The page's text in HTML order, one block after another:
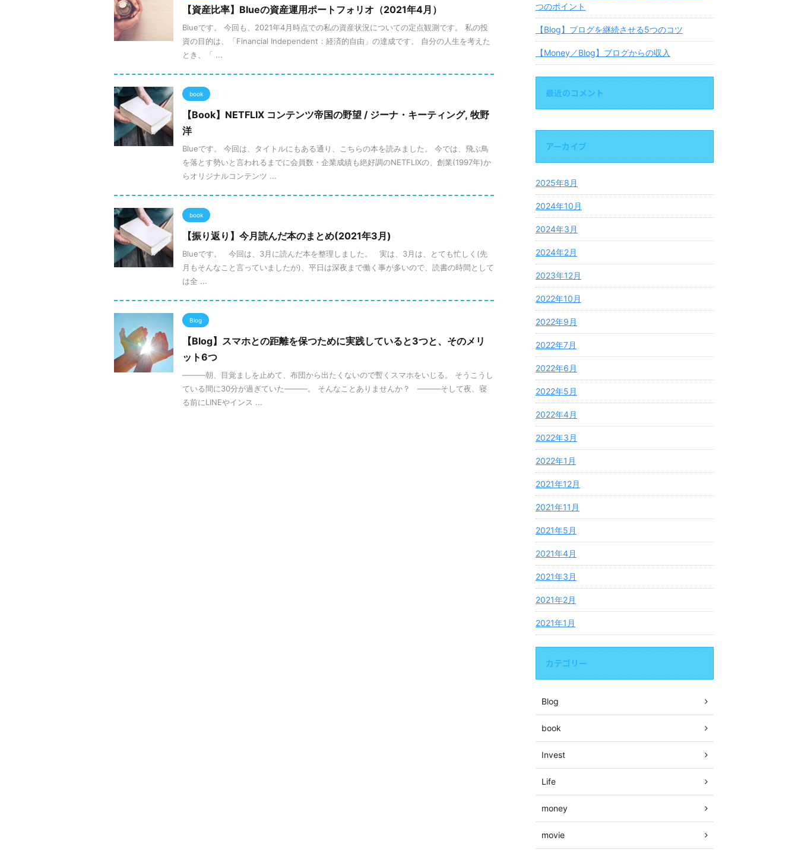
【資産比率】Blueの資産運用ポートフォリオ（2021年4月）
Blueです。 今回も、2021年4月時点での私の資産状況についての定点観測です。 私の投
資の目的は、「Financial Independent：経済的自由」の達成です。 自分の人生を考えた
とき、「 ...
book
【Book】NETFLIX コンテンツ帝国の野望 / ジーナ・キーティング, 牧野
洋
Blueです。 今回は、タイトルにもある通り、こちらの本を読みました。 今では、飛ぶ鳥
を落とす勢いと言われるまでに会員数・企業成績も絶好調のNETFLIXの、創業(1997年)か
らオリジナルコンテンツ ...
book
【振り返り】今月読んだ本のまとめ(2021年3月)
Blueです。 今回は、3月に読んだ本を整理しました。 実は、3月は、とても忙しく(先
月もそんなこと言っていましたが)、平日は深夜まで働く事が多いので、読書の時間として
は全 ...
Blog
【Blog】スマホとの距離を保つために実践していると3つと、そのメリ
ット6つ
―――朝、目覚ましを止めて、布団から出たくないので暫くスマホをいじる。 そうこうし
ている間に30分が過ぎていた―――。 そんなことありませんか？ ―――そして夜、寝
る前にLINEやインス ...
つのポイント
【Blog】ブログを継続させる5つのコツ
【Money／Blog】ブログからの収入
最近のコメント
アーカイブ
2025年8月
2024年10月
2024年3月
2024年2月
2023年12月
2022年10月
2022年9月
2022年7月
2022年6月
2022年5月
2022年4月
2022年3月
2022年1月
2021年12月
2021年11月
2021年5月
2021年4月
2021年3月
2021年2月
2021年1月
カテゴリー
Blog
book
Invest
Life
money
movie